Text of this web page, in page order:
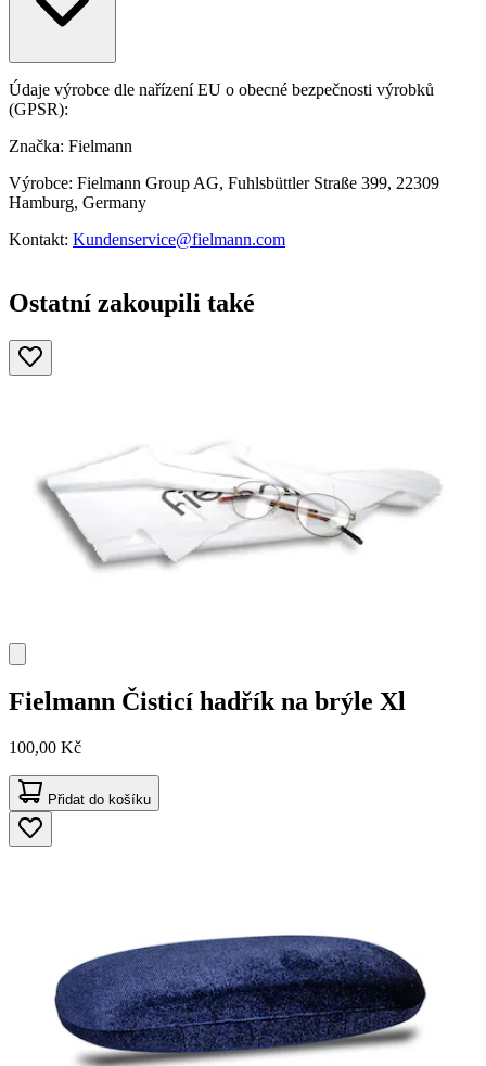
Údaje výrobce dle nařízení EU o obecné bezpečnosti výrobků
(GPSR):
Značka: Fielmann
Výrobce: Fielmann Group AG, Fuhlsbüttler Straße 399, 22309
Hamburg, Germany
Kontakt: Kundenservice@fielmann.com
Ostatní zakoupili také
Fielmann Čisticí hadřík na brýle Xl
100,00 Kč
Přidat do košíku